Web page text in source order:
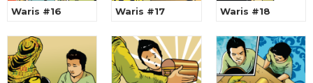
Waris #16 Waris #17 Waris #18